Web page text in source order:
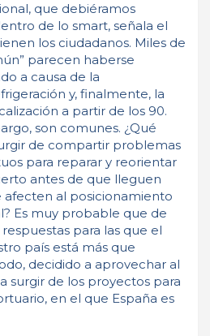
que debiéramos
de lo smart, señala el
los ciudadanos. Miles de
parecen haberse
a causa de la
y, finalmente, la
a partir de los 90.
son comunes. ¿Qué
de compartir problemas
para reparar y reorientar
antes de que lleguen
afecten al posicionamiento
Es muy probable que de
para las que el
país está más que
decidido a aprovechar al
surgir de los proyectos para
en el que España es